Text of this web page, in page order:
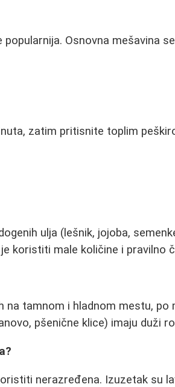
Osnovna mešavina
zatim pritisnite toplim
ulja (lešnik, jojoba,
koristiti male količine i pravilno
na tamnom i hladnom mestu, po
pšenične klice) imaju duži
nerazređena. Izuzetak su